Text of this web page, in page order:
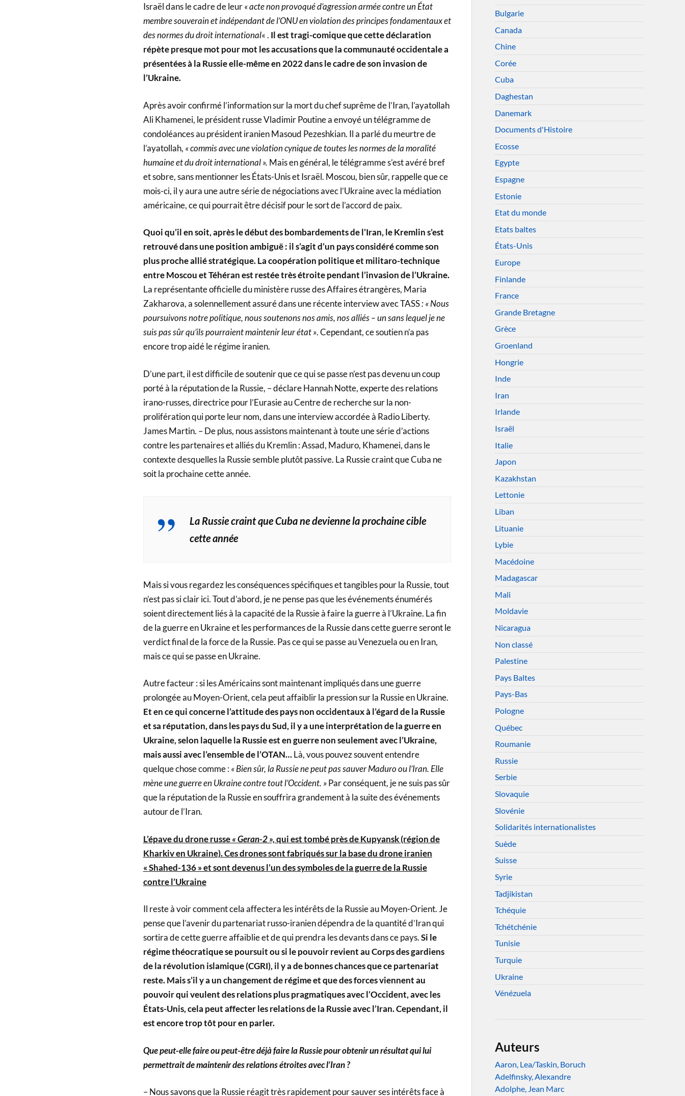
Israël dans le cadre de leur« acte non provoqué d’agression armée contre un État
membre souverain et indépendant de l’ONU en violation des principes fondamentaux et
des normes du droit international« . Il est tragi-comique que cette déclaration
répète presque mot pour mot les accusations que la communauté occidentale a
présentées à la Russie elle-même en 2022 dans le cadre de son invasion de
l’Ukraine.
Après avoir confirmé l’information sur la mort du chef suprême de l’Iran, l’ayatollah
Ali Khamenei, le président russe Vladimir Poutine a envoyé un télégramme de
condoléances au président iranien Masoud Pezeshkian. Il a parlé du meurtre de
l’ayatollah, « commis avec une violation cynique de toutes les normes de la moralité
humaine et du droit international ». Mais en général, le télégramme s’est avéré bref
et sobre, sans mentionner les États-Unis et Israël. Moscou, bien sûr, rappelle que ce
mois-ci, il y aura une autre série de négociations avec l’Ukraine avec la médiation
américaine, ce qui pourrait être décisif pour le sort de l’accord de paix.
Quoi qu’il en soit, après le début des bombardements de l’Iran, le Kremlin s’est
retrouvé dans une position ambiguë : il s’agit d’un pays considéré comme son
plus proche allié stratégique. La coopération politique et militaro-technique
entre Moscou et Téhéran est restée très étroite pendant l’invasion de l’Ukraine.
La représentante officielle du ministère russe des Affaires étrangères, Maria
Zakharova, a solennellement assuré dans une récente interview avec TASS: « Nous
poursuivons notre politique, nous soutenons nos amis, nos alliés – un sans lequel je ne
suis pas sûr qu’ils pourraient maintenir leur état ». Cependant, ce soutien n’a pas
encore trop aidé le régime iranien.
D’une part, il est difficile de soutenir que ce qui se passe n’est pas devenu un coup
porté à la réputation de la Russie, – déclare Hannah Notte, experte des relations
irano-russes, directrice pour l’Eurasie au Centre de recherche sur la non-
prolifération qui porte leur nom, dans une interview accordée à Radio Liberty.
James Martin. – De plus, nous assistons maintenant à toute une série d’actions
contre les partenaires et alliés du Kremlin : Assad, Maduro, Khamenei, dans le
contexte desquelles la Russie semble plutôt passive. La Russie craint que Cuba ne
soit la prochaine cette année.
La Russie craint que Cuba ne devienne la prochaine cible
cette année
Mais si vous regardez les conséquences spécifiques et tangibles pour la Russie, tout
n’est pas si clair ici. Tout d’abord, je ne pense pas que les événements énumérés
soient directement liés à la capacité de la Russie à faire la guerre à l’Ukraine. La fin
de la guerre en Ukraine et les performances de la Russie dans cette guerre seront le
verdict final de la force de la Russie. Pas ce qui se passe au Venezuela ou en Iran,
mais ce qui se passe en Ukraine.
Autre facteur : si les Américains sont maintenant impliqués dans une guerre
prolongée au Moyen-Orient, cela peut affaiblir la pression sur la Russie en Ukraine.
Et en ce qui concerne l’attitude des pays non occidentaux à l’égard de la Russie
et sa réputation, dans les pays du Sud, il y a une interprétation de la guerre en
Ukraine, selon laquelle la Russie est en guerre non seulement avec l’Ukraine,
mais aussi avec l’ensemble de l’OTAN…Là, vous pouvez souvent entendre
quelque chose comme :« Bien sûr, la Russie ne peut pas sauver Maduro ou l’Iran. Elle
mène une guerre en Ukraine contre tout l’Occident. »Par conséquent, je ne suis pas sûr
que la réputation de la Russie en souffrira grandement à la suite des événements
autour de l’Iran.
L’épave du drone russe« Geran-2 »,qui est tombé près de Kupyansk (région de
Kharkiv en Ukraine). Ces drones sont fabriqués sur la base du drone iranien
« Shahed-136 » et sont devenus l’un des symboles de la guerre de la Russie
contre l’Ukraine
Il reste à voir comment cela affectera les intérêts de la Russie au Moyen-Orient. Je
pense que l’avenir du partenariat russo-iranien dépendra de la quantité d’Iran qui
sortira de cette guerre affaiblie et de qui prendra les devants dans ce pays.Si le
régime théocratique se poursuit ou si le pouvoir revient au Corps des gardiens
de la révolution islamique (CGRI), il y a de bonnes chances que ce partenariat
reste. Mais s’il y a un changement de régime et que des forces viennent au
pouvoir qui veulent des relations plus pragmatiques avec l’Occident, avec les
États-Unis, cela peut affecter les relations de la Russie avec l’Iran. Cependant, il
est encore trop tôt pour en parler.
Que peut-elle faire ou peut-être déjà faire la Russie pour obtenir un résultat qui lui
permettrait de maintenir des relations étroites avec l’Iran ?
– Nous savons que la Russie réagit très rapidement pour sauver ses intérêts face à
Bulgarie
Canada
Chine
Corée
Cuba
Daghestan
Danemark
Documents d'Histoire
Ecosse
Egypte
Espagne
Estonie
Etat du monde
Etats baltes
États-Unis
Europe
Finlande
France
Grande Bretagne
Grèce
Groenland
Hongrie
Inde
Iran
Irlande
Israël
Italie
Japon
Kazakhstan
Lettonie
Liban
Lituanie
Lybie
Macédoine
Madagascar
Mali
Moldavie
Nicaragua
Non classé
Palestine
Pays Baltes
Pays-Bas
Pologne
Québec
Roumanie
Russie
Serbie
Slovaquie
Slovénie
Solidarités internationalistes
Suède
Suisse
Syrie
Tadjikistan
Tchéquie
Tchétchénie
Tunisie
Turquie
Ukraine
Vénézuela
Auteurs
Aaron, Lea/Taskin, Boruch
Adelfinsky, Alexandre
Adolphe, Jean Marc